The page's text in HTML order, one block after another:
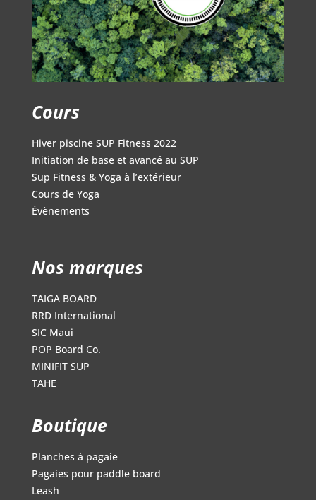
Cours
Hiver piscine SUP Fitness 2022
Initiation de base et avancé au SUP
Sup Fitness & Yoga à l’extérieur
Cours de Yoga
Évènements
Nos marques
TAIGA BOARD
RRD International
SIC Maui
POP Board Co.
MINIFIT SUP
TAHE
Boutique
Planches à pagaie
Pagaies pour paddle board
Leash